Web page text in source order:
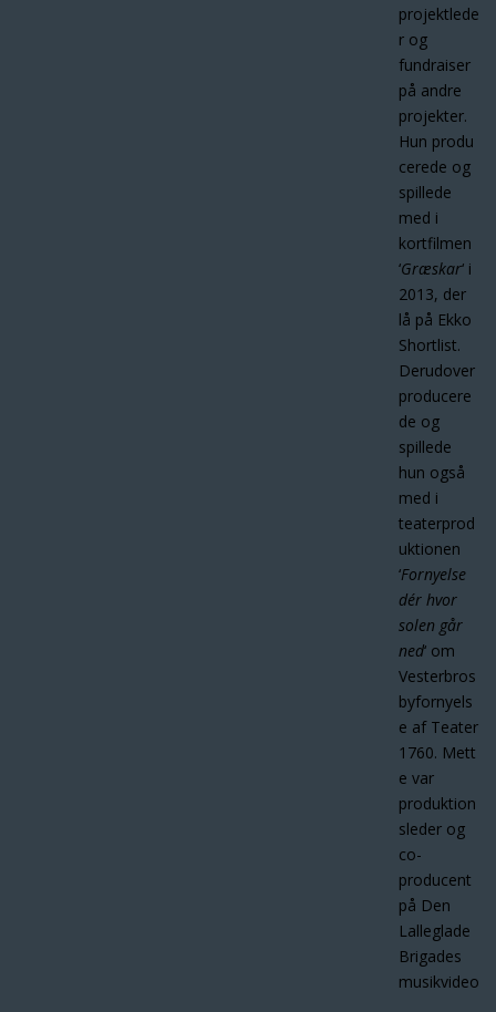
projektlede
r og
fundraiser
på andre
projekter.
Hun produ
cerede og
spillede
med i
kortfilmen
‘Græskar‘ i
2013, der
lå på Ekko
Shortlist.
Derudover
producere
de og
spillede
hun også
med i
teaterprod
uktionen
‘Fornyelse
dér hvor
solen går
ned‘ om
Vesterbros
byfornyels
e af Teater
1760. Mett
e var
produktion
sleder og
co-
producent
på Den
Lalleglade
Brigades
musikvideo